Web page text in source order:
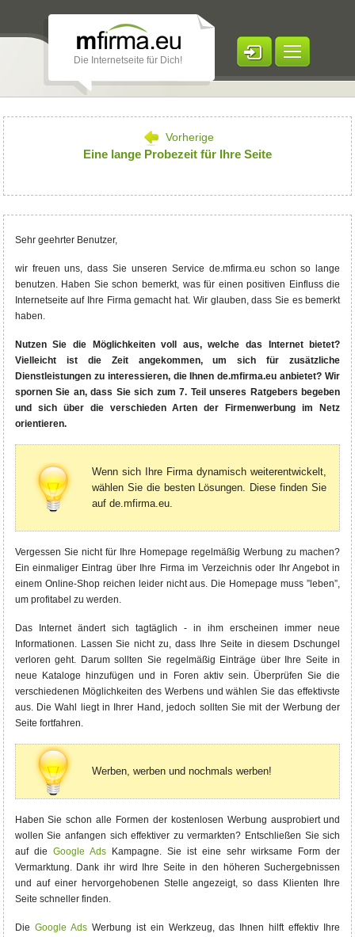
Die Internetseite für Dich!
Domains
Kunden Referenzen
Ratgeber
Kontakt
Vorherige
Eine lange Probezeit für Ihre Seite
Sehr geehrter Benutzer,
wir freuen uns, dass Sie unseren Service de.mfirma.eu schon so lange
benutzen. Haben Sie schon bemerkt, was für einen positiven Einfluss die
Internetseite auf Ihre Firma gemacht hat. Wir glauben, dass Sie es bemerkt
haben.
Nutzen Sie die Möglichkeiten voll aus, welche das Internet bietet?
Vielleicht ist die Zeit angekommen, um sich für zusätzliche
Dienstleistungen zu interessieren, die Ihnen de.mfirma.eu anbietet? Wir
spornen Sie an, dass Sie sich zum 7. Teil unseres Ratgebers begeben
und sich über die verschieden Arten der Firmenwerbung im Netz
orientieren.
Wenn sich Ihre Firma dynamisch weiterentwickelt,
wählen Sie die besten Lösungen. Diese finden Sie
auf de.mfirma.eu.
Vergessen Sie nicht für Ihre Homepage regelmäßig Werbung zu machen?
Ein einmaliger Eintrag über Ihre Firma im Verzeichnis oder Ihr Angebot in
einem Online-Shop reichen leider nicht aus. Die Homepage muss ”leben”,
um profitabel zu werden.
Das Internet ändert sich tagtäglich - in ihm erscheinen immer neue
Informationen. Lassen Sie nicht zu, dass Ihre Seite in diesem Dschungel
verloren geht. Darum sollten Sie regelmäßig Einträge über Ihre Seite in
neue Kataloge hinzufügen und in Foren aktiv sein. Überprüfen Sie die
verschiedenen Möglichkeiten des Werbens und wählen Sie das effektivste
aus. Die Wahl liegt in Ihrer Hand, jedoch sollten Sie mit der Werbung der
Seite fortfahren.
Werben, werben und nochmals werben!
Haben Sie schon alle Formen der kostenlosen Werbung ausprobiert und
wollen Sie anfangen sich effektiver zu vermarkten? Entschließen Sie sich
auf die Google AdsKampagne. Sie ist eine sehr wirksame Form der
Vermarktung. Dank ihr wird Ihre Seite in den höheren Suchergebnissen
und auf einer hervorgehobenen Stelle angezeigt, so dass Klienten Ihre
Seite schneller finden.
Die Google AdsWerbung ist ein Werkzeug, das Ihnen hilft effektiv Ihre